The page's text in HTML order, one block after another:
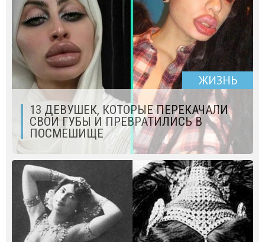
ЖИЗНЬ
13 ДЕВУШЕК, КОТОРЫЕ ПЕРЕКАЧАЛИ
СВОИ ГУБЫ И ПРЕВРАТИЛИСЬ В
ПОСМЕШИЩЕ